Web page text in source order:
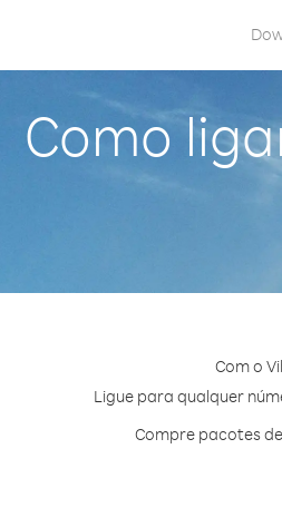
Como
Com o
Ligue para qualquer
Compre pacotes